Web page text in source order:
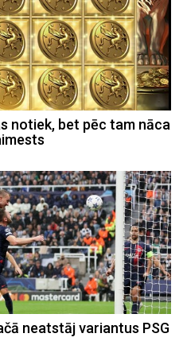
notiek, bet pēc tam nāca
neatstāj variantus PSG